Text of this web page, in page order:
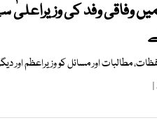
وفاقی وفد کی
مطالبات اور مسائل کو وزیراعظم اور دیگر